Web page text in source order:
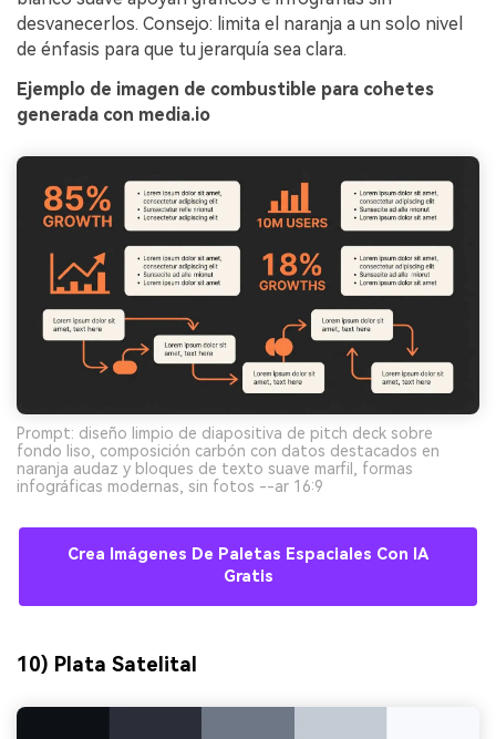
desvanecerlos. Consejo: limita el naranja a un solo nivel
de énfasis para que tu jerarquía sea clara.
Ejemplo de imagen de combustible para cohetes
generada con media.io
Prompt: diseño limpio de diapositiva de pitch deck sobre
fondo liso, composición carbón con datos destacados en
naranja audaz y bloques de texto suave marfil, formas
infográficas modernas, sin fotos --ar 16:9
Crea Imágenes De Paletas Espaciales Con IA
Gratis
10) Plata Satelital